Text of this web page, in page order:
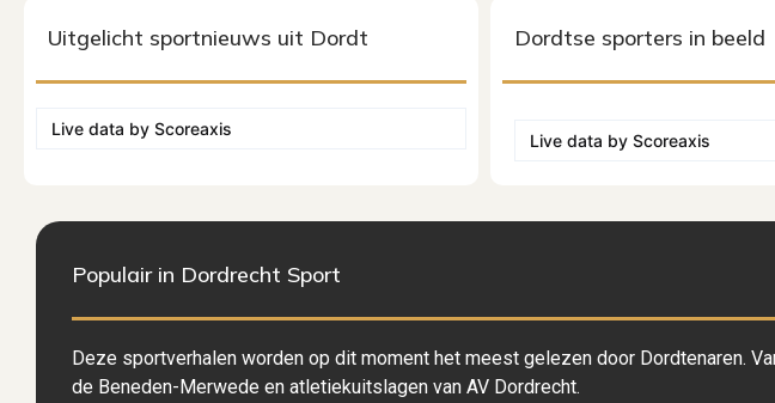
Uitgelicht sportnieuws uit Dordt
Live data by Scoreaxis
Dordtse sporters in beeld
Live data by Scoreaxis
Populair in Dordrecht Sport
Deze sportverhalen worden op dit moment het meest gelezen door Dordtenaren.
de Beneden-Merwede en atletiekuitslagen van AV Dordrecht.